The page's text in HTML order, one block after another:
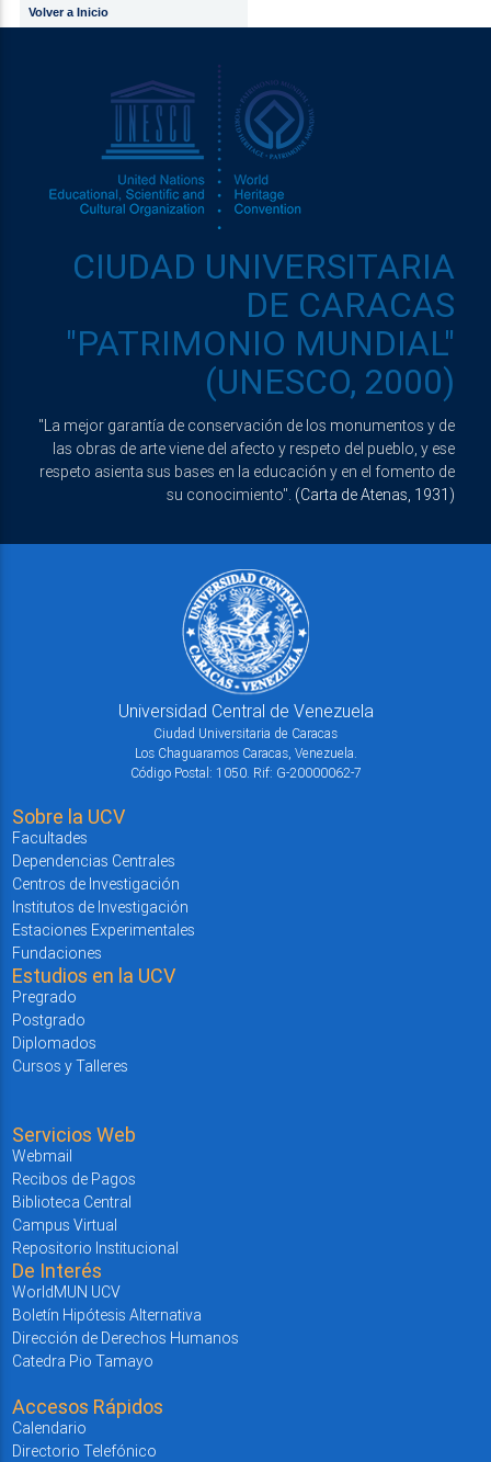
Volver a Inicio
CIUDAD UNIVERSITARIA
DE CARACAS
"PATRIMONIO MUNDIAL"
(UNESCO, 2000)
"La mejor garantía de conservación de los monumentos y de
las obras de arte viene del afecto y respeto del pueblo, y ese
respeto asienta sus bases en la educación y en el fomento de
su conocimiento". (Carta de Atenas, 1931)
Universidad Central de Venezuela
Ciudad Universitaria de Caracas
Los Chaguaramos Caracas, Venezuela.
Código Postal: 1050. Rif: G-20000062-7
Sobre la UCV
Facultades
Dependencias Centrales
Centros de Investigación
Institutos de Investigación
Estaciones Experimentales
Fundaciones
Estudios en la UCV
Pregrado
Postgrado
Diplomados
Cursos y Talleres
Servicios Web
Webmail
Recibos de Pagos
Biblioteca Central
Campus Virtual
Repositorio Institucional
De Interés
WorldMUN UCV
Boletín Hipótesis Alternativa
Dirección de Derechos Humanos
Catedra Pio Tamayo
Accesos Rápidos
Calendario
Directorio Telefónico